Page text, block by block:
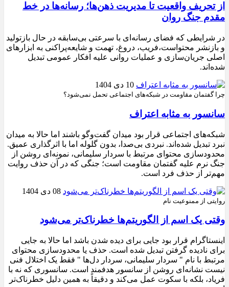
از تحریف واقعیت تا مدیریت ذهن‌ها؛ رسانه‌ها در خط
مقدم جنگ روان
در شرایطی که فضای رسانه‌ای با سرعتی بی‌سابقه در حال بازتولید
و بازنشر محتواست،فریب، دروغ، تهمت و شایعه‌پراکنی به ابزارهای
اصلی جریان‌سازی و عملیات روانی علیه افکار عمومی تبدیل
شده‌اند.
10 دی 1404
چرا گفتمان مقاومت در شبکه‌های اجتماعی تحمل نمی‌شود؟
سانسور به مثابه اعتراف
شبکه‌های اجتماعی قرار بود میدان گفت‌وگو باشند اما حالا به میدان
نبرد تبدیل شده‌اند. نبردی بی‌صدا، بدون گلوله اما با اثرگذاری عمیق.
محدودسازی محتوای مرتبط با سردار سلیمانی، نمونه‌ای روشن از
جنگ نرم علیه گفتمان مقاومت است؛ جنگی که در آن حذف روایت
مهم‌تر از حذف فرد است.
08 دی 1404
روایتی از ممنوعیت نام
وقتی یک اسم از الگوریتم‌ها خطرناک‌تر می‌شود
اینستاگرام قرار بود جایی برای دیده شدن باشد اما حالا به جایی
برای نادیده گرفتن تبدیل شده است. حذف یا محدودسازی محتوای
مرتبط با نام " سردار سلیمانی، سردار دل‌ها " فقط یک اختلال فنی
نیست نشانه‌ای روشن از سانسور هدفمند است. سانسوری که نه با
فریاد، بلکه با سکوت عمل می‌کند و دقیقاً به همین دلیل خطرناک‌تر